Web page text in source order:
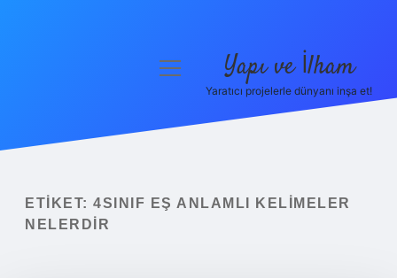
Yasal Uyarı
menüyü
Yapı ve İlham
Yaratıcı projelerle dünyanı inşa et!
ETIKET: 4SINIF EŞ ANLAMLI KELIMELER
NELERDIR